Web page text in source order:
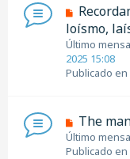
n
s
a
j
e
N
u
e
v
o
m
s
a
j
loísmo,
Último
2025 15:08
Publicado en
N
u
e
The
Último
Publicado en